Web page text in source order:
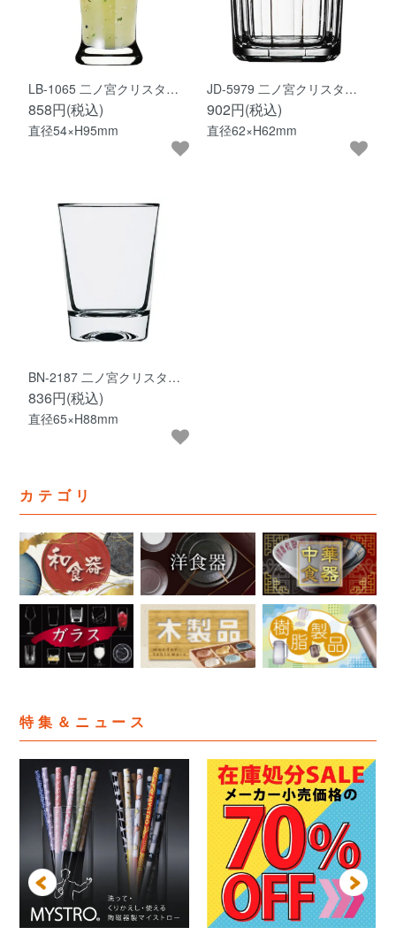
LB-1065 二ノ宮クリスタ…
858円(税込)
直径54×H95mm
JD-5979 二ノ宮クリスタ…
902円(税込)
直径62×H62mm
BN-2187 二ノ宮クリスタ…
836円(税込)
直径65×H88mm
カテゴリ
特集＆ニュース